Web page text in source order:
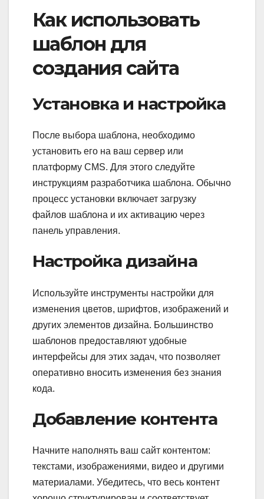
Как использовать
шаблон для
создания сайта
Установка и настройка
После выбора шаблона, необходимо
установить его на ваш сервер или
платформу CMS. Для этого следуйте
инструкциям разработчика шаблона. Обычно
процесс установки включает загрузку
файлов шаблона и их активацию через
панель управления.
Настройка дизайна
Используйте инструменты настройки для
изменения цветов, шрифтов, изображений и
других элементов дизайна. Большинство
шаблонов предоставляют удобные
интерфейсы для этих задач, что позволяет
оперативно вносить изменения без знания
кода.
Добавление контента
Начните наполнять ваш сайт контентом:
текстами, изображениями, видео и другими
материалами. Убедитесь, что весь контент